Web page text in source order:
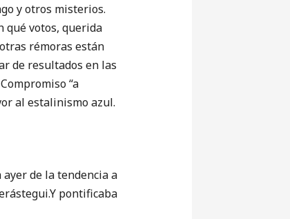
y otros misterios.
qué votos, querida
rémoras están
de resultados en las
“a
al estalinismo azul.
de la tendencia a
pontificaba